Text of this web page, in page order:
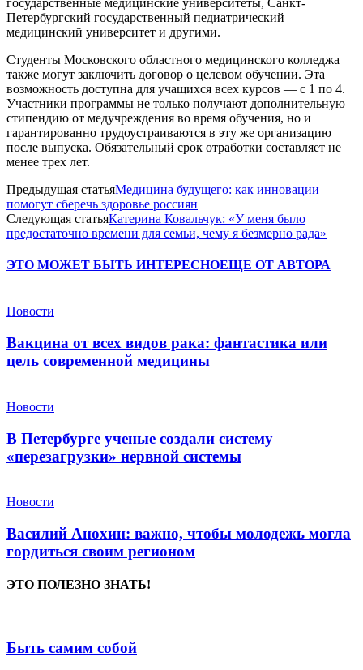
Петербургский государственный педиатрический
медицинский университет и другими.
Студенты Московского областного медицинского колледжа
также могут заключить договор о целевом обучении. Эта
возможность доступна для учащихся всех курсов — с 1 по 4.
Участники программы не только получают дополнительную
стипендию от медучреждения во время обучения, но и
гарантированно трудоустраиваются в эту же организацию
после выпуска. Обязательный срок отработки составляет не
менее трех лет.
Предыдущая статьяМедицина будущего: как инновации
помогут сберечь здоровье россиян
Следующая статьяКатерина Ковальчук: «У меня было
предостаточно времени для семьи, чему я безмерно рада»
ЭТО МОЖЕТ БЫТЬ ИНТЕРЕСНОЕЩЕ ОТ АВТОРА
Новости
Вакцина от всех видов рака: фантастика или
цель современной медицины
Новости
В Петербурге ученые создали систему
«перезагрузки» нервной системы
Новости
Василий Анохин: важно, чтобы молодежь могла
гордиться своим регионом
ЭТО ПОЛЕЗНО ЗНАТЬ!
Быть самим собой